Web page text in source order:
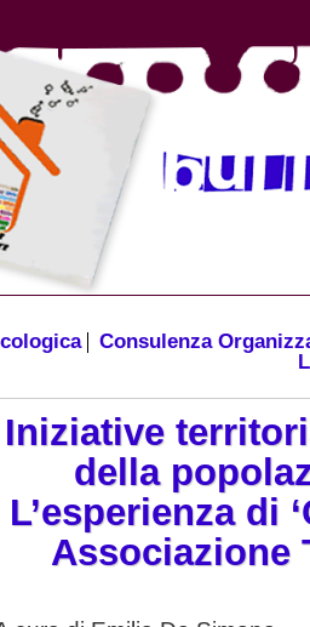
Consulenza
Iniziative
della
L’esperienza di
Associazione